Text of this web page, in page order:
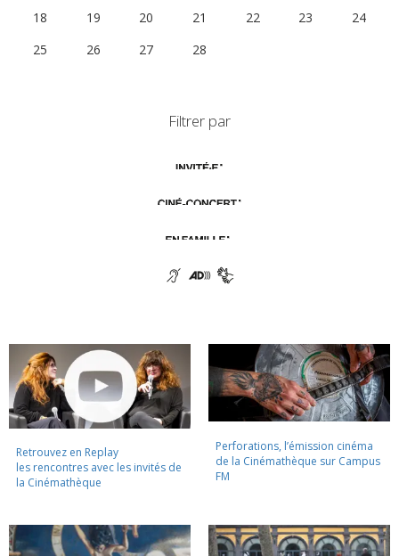
18
19 20 21 22 23
24
25
26 27 28
Filtrer par
Retrouvez en Replay
les rencontres avec les invités de
la Cinémathèque
Perforations, l’émission cinéma
de la Cinémathèque sur Campus
FM